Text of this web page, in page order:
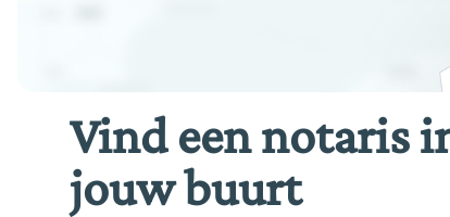
Vind een notaris
jouw buurt